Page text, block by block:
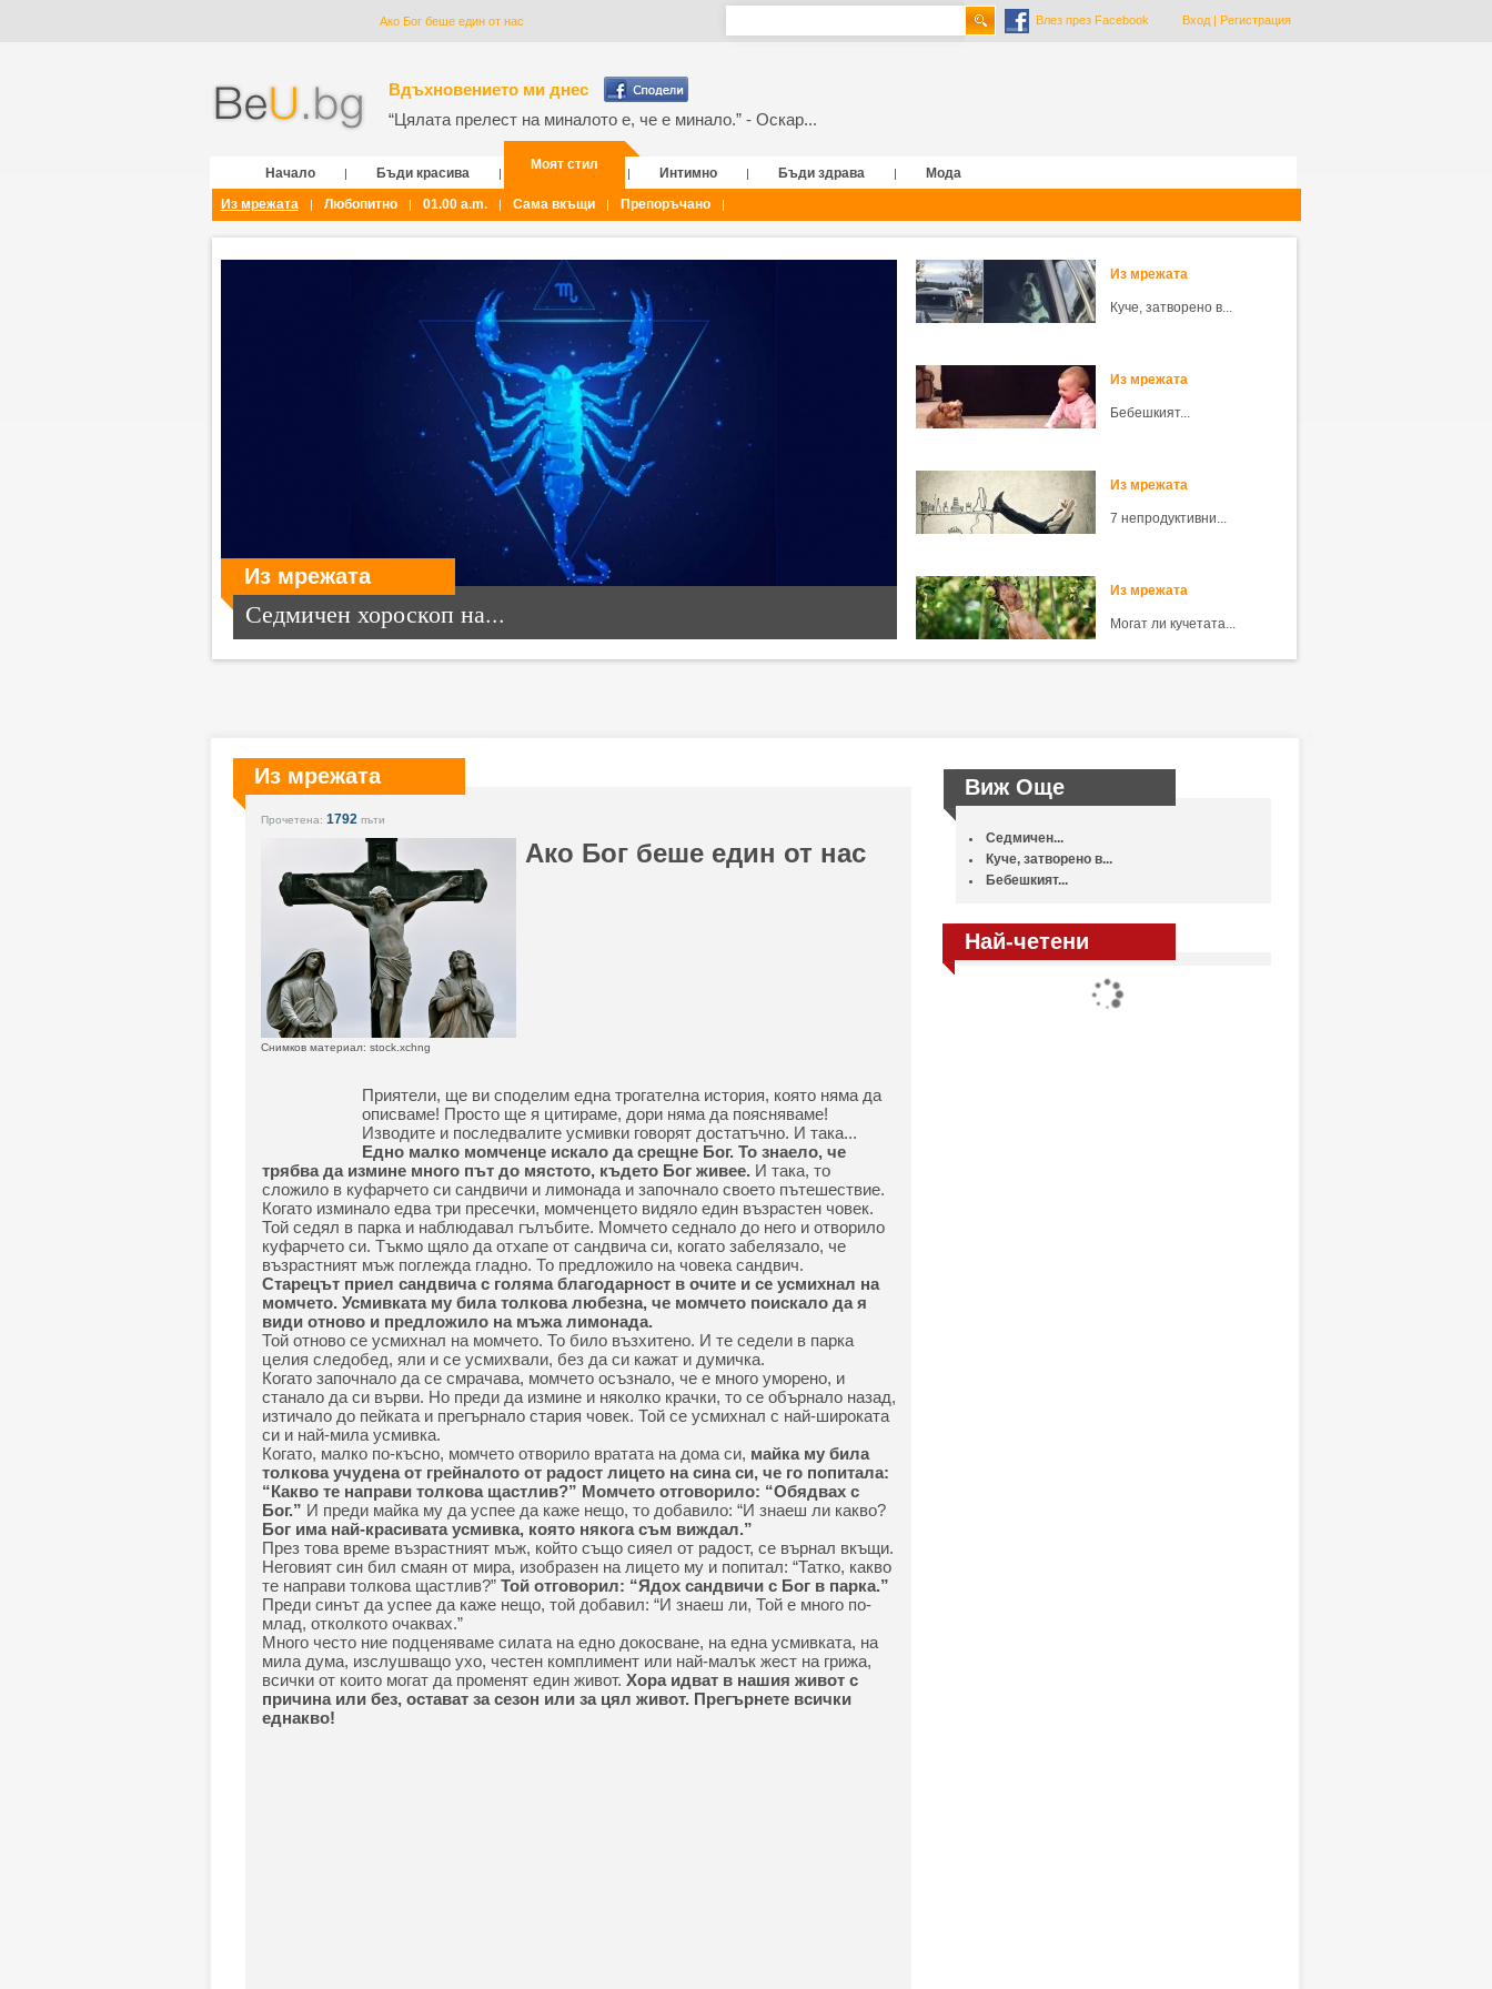
Ако Бог беше един от нас Влез през Facebook Вход| Регистрация
Вдъхновението ми днес
“Цялата прелест на миналото е, че е минало.” - Оскар...
Начало | Бъди красива |
Моят стил
| Интимно | Бъди здрава |
Мода
Из мрежата
| Любопитно | 01.00 a.m. | Сама вкъщи | Препоръчано |
Из мрежата
Седмичен хороскоп на...
Из мрежата
Куче, затворено в...
Из мрежата
Бебешкият...
Из мрежата
7 непродуктивни...
Из мрежата
Могат ли кучетата...
Из мрежата
Прочетена: 1792 пъти
Ако Бог беше един от нас
Снимков материал: stock.xchng
Приятели, ще ви споделим една трогателна история, която няма да
описваме! Просто ще я цитираме, дори няма да поясняваме!
Изводите и последвалите усмивки говорят достатъчно. И така...
Едно малко момченце искало да срещне Бог. То знаело, че
трябва да измине много път до мястото, където Бог живее.И така, то
сложило в куфарчето си сандвичи и лимонада и започнало своето пътешествие.
Когато изминало едва три пресечки, момченцето видяло един възрастен човек.
Той седял в парка и наблюдавал гълъбите. Момчето седнало до него и отворило
куфарчето си. Тъкмо щяло да отхапе от сандвича си, когато забелязало, че
възрастният мъж поглежда гладно. То предложило на човека сандвич.
Старецът приел сандвича с голяма благодарност в очите и се усмихнал на
момчето. Усмивката му била толкова любезна, че момчето поискало да я
види отново и предложило на мъжа лимонада.
Той отново се усмихнал на момчето. То било възхитено. И те седели в парка
целия следобед, яли и се усмихвали, без да си кажат и думичка.
Когато започнало да се смрачава, момчето осъзнало, че е много уморено, и
станало да си върви. Но преди да измине и няколко крачки, то се обърнало назад,
изтичало до пейката и прегърнало стария човек. Той се усмихнал с най-широката
си и най-мила усмивка.
Когато, малко по-късно, момчето отворило вратата на дома си, майка му била
толкова учудена от грейналото от радост лицето на сина си, че го попитала:
“Какво те направи толкова щастлив?” Момчето отговорило: “Обядвах с
Бог.” И преди майка му да успее да каже нещо, то добавило: “И знаеш ли какво?
Бог има най-красивата усмивка, която някога съм виждал.”
През това време възрастният мъж, който също сияел от радост, се върнал вкъщи.
Неговият син бил смаян от мира, изобразен на лицето му и попитал: “Татко, какво
те направи толкова щастлив?” Той отговорил: “Ядох сандвичи с Бог в парка.”
Преди синът да успее да каже нещо, той добавил: “И знаеш ли, Той е много по-
млад, отколкото очаквах.”
Много често ние подценяваме силата на едно докосване, на една усмивката, на
мила дума, изслушващо ухо, честен комплимент или най-малък жест на грижа,
всички от които могат да променят един живот. Хора идват в нашия живот с
причина или без, остават за сезон или за цял живот. Прегърнете всички
еднакво!
Виж Още
Седмичен...
Куче, затворено в...
Бебешкият...
Най-четени